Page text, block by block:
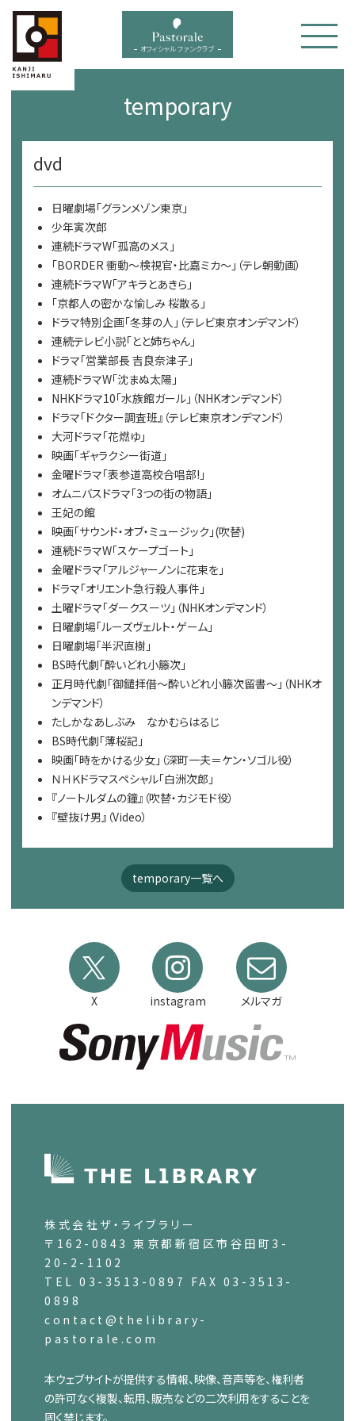
menu オフィシャル ファンクラブ
temporary
dvd
日曜劇場「グランメゾン東京」
少年寅次郎
連続ドラマW「孤高のメス」
「BORDER 衝動～検視官・比嘉ミカ～」（テレ朝動画）
連続ドラマW「アキラとあきら」
「京都人の密かな愉しみ 桜散る」
ドラマ特別企画「冬芽の人」（テレビ東京オンデマンド）
連続テレビ小説「とと姉ちゃん」
ドラマ「営業部長 吉良奈津子」
連続ドラマW「沈まぬ太陽」
NHKドラマ10「水族館ガール」（NHKオンデマンド）
ドラマ「ドクター調査班』（テレビ東京オンデマンド）
大河ドラマ「花燃ゆ」
映画「ギャラクシー街道」
金曜ドラマ「表参道高校合唱部!」
オムニバスドラマ「3つの街の物語」
王妃の館
映画「サウンド・オブ・ミュージック」(吹替)
連続ドラマW「スケープゴート」
金曜ドラマ「アルジャーノンに花束を」
ドラマ「オリエント急行殺人事件」
土曜ドラマ「ダークスーツ」（NHKオンデマンド）
日曜劇場「ルーズヴェルト・ゲーム」
日曜劇場「半沢直樹」
BS時代劇「酔いどれ小籐次」
正月時代劇「御鑓拝借～酔いどれ小籐次留書～」（NHKオ
ンデマンド）
たしかなあしぶみ なかむらはるじ
BS時代劇「薄桜記」
映画「時をかける少女」（深町一夫＝ケン・ソゴル役）
ＮＨＫドラマスペシャル「白洲次郎」
『ノートルダムの鐘』（吹替・カジモド役）
『壁抜け男』（Video）
temporary一覧へ
X instagram メルマガ
株式会社ザ・ライブラリー
〒162-0843 東京都新宿区市谷田町3-
20-2-1102
TEL 03-3513-0897 FAX 03-3513-
0898
contact@thelibrary-
pastorale.com
本ウェブサイトが提供する情報、映像、音声等を、権利者
の許可なく複製、転用、販売などの二次利用をすることを
固く禁じます。